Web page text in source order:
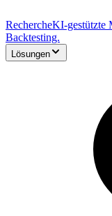
RechercheKI-gestützte
Backtesting.
Lösungen